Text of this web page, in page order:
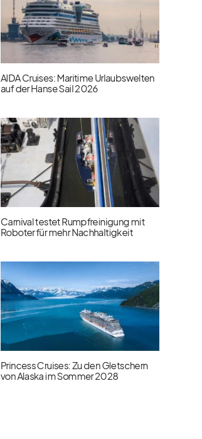
AIDA Cruises: Maritime Urlaubswelten
auf der Hanse Sail 2026
Carnival testet Rumpfreinigung mit
Roboter für mehr Nachhaltigkeit
Princess Cruises: Zu den Gletschern
von Alaska im Sommer 2028